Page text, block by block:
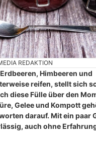
REDAKTION
Himbeeren und
reifen, stellt sich
diese Fülle über den
Gelee und Kompott
darauf. Mit ein paar
auch ohne